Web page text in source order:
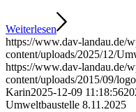
Weiterlesen
https://www.dav-landau.de/
content/uploads/2025/12/
https://www.dav-landau.de/
content/uploads/2015/09/
Karin2025-12-09 11:18:56
Umweltbaustelle 8.11.2025